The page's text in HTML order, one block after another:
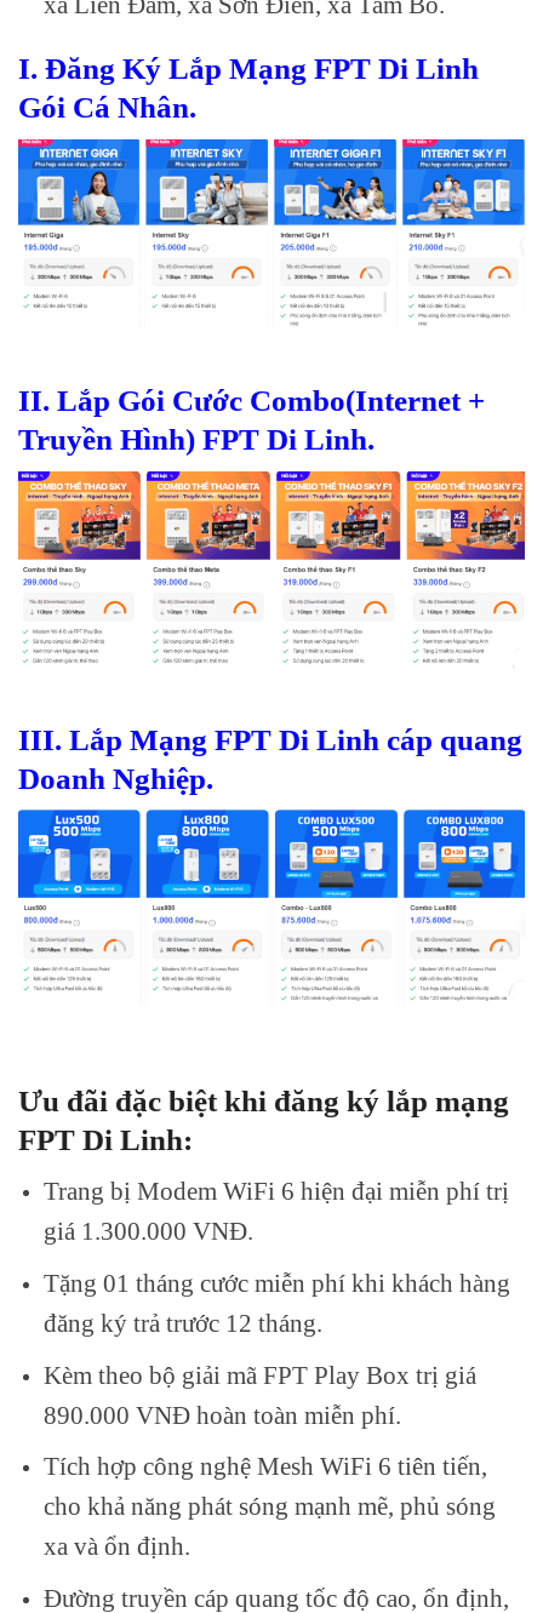
I. Đăng Ký Lắp Mạng FPT Di Linh
Gói Cá Nhân.
II. Lắp Gói Cước Combo(Internet +
Truyền Hình) FPT Di Linh.
III. Lắp Mạng FPT Di Linh cáp quang
Doanh Nghiệp.
Ưu đãi đặc biệt khi đăng ký lắp mạng
FPT Di Linh:
Trang bị Modem WiFi 6 hiện đại miễn phí trị
giá 1.300.000 VNĐ.
Tặng 01 tháng cước miễn phí khi khách hàng
đăng ký trả trước 12 tháng.
Kèm theo bộ giải mã FPT Play Box trị giá
890.000 VNĐ hoàn toàn miễn phí.
Tích hợp công nghệ Mesh WiFi 6 tiên tiến,
cho khả năng phát sóng mạnh mẽ, phủ sóng
xa và ổn định.
Đường truyền cáp quang tốc độ cao, ổn định,